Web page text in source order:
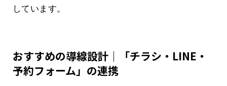
しています。
おすすめの導線設計｜「チラシ・LINE・
予約フォーム」の連携